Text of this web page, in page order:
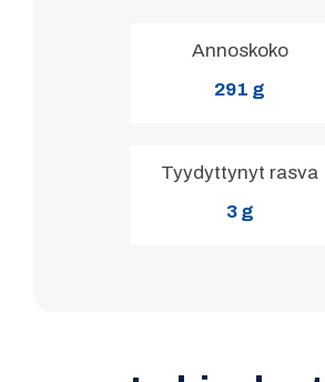
Annoskoko
291 g
Tyydyttynyt rasva
3 g